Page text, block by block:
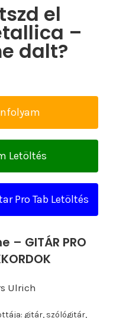
el
–
dalt?
Letöltés
Pro Tab Letöltés
GITÁR PRO
Ulrich
gitár, szólógitár,